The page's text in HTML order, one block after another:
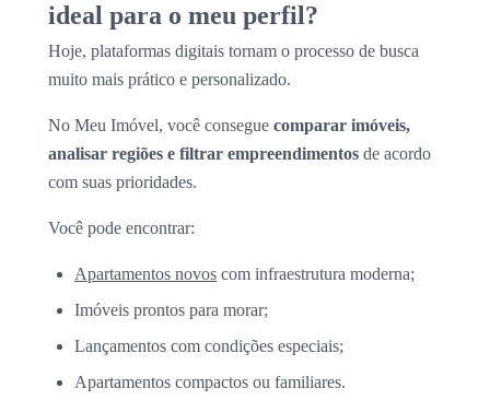
ideal para o meu perfil?
Hoje, plataformas digitais tornam o processo de busca
muito mais prático e personalizado.
No Meu Imóvel, você consegue comparar imóveis,
analisar regiões e filtrar empreendimentos de acordo
com suas prioridades.
Você pode encontrar:
Apartamentos novos com infraestrutura moderna;
Imóveis prontos para morar;
Lançamentos com condições especiais;
Apartamentos compactos ou familiares.